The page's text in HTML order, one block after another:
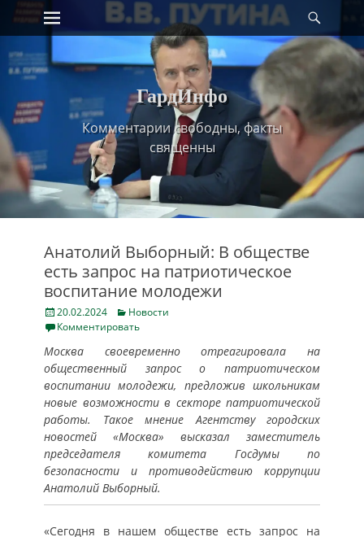
Skip
to
Primary Menu
ГардИнфо
Комментарии свободны, факты
священны
Анатолий Выборный: В обществе
есть запрос на патриотическое
воспитание молодежи
Posted
on
20.02.2024 Categories
Новости
Комментировать
Москва своевременно отреагировала на
общественный запрос о патриотическом
воспитании молодежи, предложив школьникам
новые возможности в секторе патриотической
работы. Такое мнение Агентству городских
новостей «Москва» высказал заместитель
председателя комитета Госдумы по
безопасности и противодействию коррупции
Анатолий Выборный.
«Сегодня в нашем обществе есть запрос на